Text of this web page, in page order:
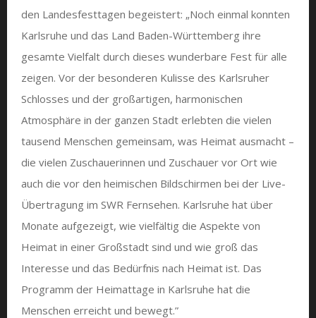
den Landesfesttagen begeistert: „Noch einmal konnten
Karlsruhe und das Land Baden-Württemberg ihre
gesamte Vielfalt durch dieses wunderbare Fest für alle
zeigen. Vor der besonderen Kulisse des Karlsruher
Schlosses und der großartigen, harmonischen
Atmosphäre in der ganzen Stadt erlebten die vielen
tausend Menschen gemeinsam, was Heimat ausmacht –
die vielen Zuschauerinnen und Zuschauer vor Ort wie
auch die vor den heimischen Bildschirmen bei der Live-
Übertragung im SWR Fernsehen. Karlsruhe hat über
Monate aufgezeigt, wie vielfältig die Aspekte von
Heimat in einer Großstadt sind und wie groß das
Interesse und das Bedürfnis nach Heimat ist. Das
Programm der Heimattage in Karlsruhe hat die
Menschen erreicht und bewegt.”